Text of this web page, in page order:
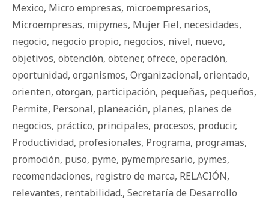
Mexico, Micro empresas, microempresarios,
Microempresas, mipymes, Mujer Fiel, necesidades,
negocio, negocio propio, negocios, nivel, nuevo,
objetivos, obtención, obtener, ofrece, operación,
oportunidad, organismos, Organizacional, orientado,
orienten, otorgan, participación, pequeñas, pequeños,
Permite, Personal, planeación, planes, planes de
negocios, práctico, principales, procesos, producir,
Productividad, profesionales, Programa, programas,
promoción, puso, pyme, pymempresario, pymes,
recomendaciones, registro de marca, RELACIÓN,
relevantes, rentabilidad., Secretaría de Desarrollo